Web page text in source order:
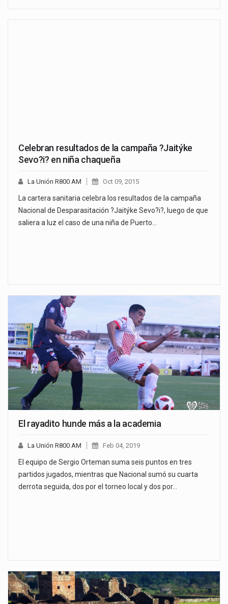
Celebran resultados de la campaña ?Jaitýke
Sevo?i? en niña chaqueña
La Unión R800 AM Oct 09, 2015
La cartera sanitaria celebra los resultados de la campaña
Nacional de Desparasitación ?Jaitýke Sevo?i?, luego de que
saliera a luz el caso de una niña de Puerto…
El rayadito hunde más a la academia
La Unión R800 AM Feb 04, 2019
El equipo de Sergio Orteman suma seis puntos en tres
partidos jugados, mientras que Nacional sumó su cuarta
derrota seguida, dos por el torneo local y dos por…